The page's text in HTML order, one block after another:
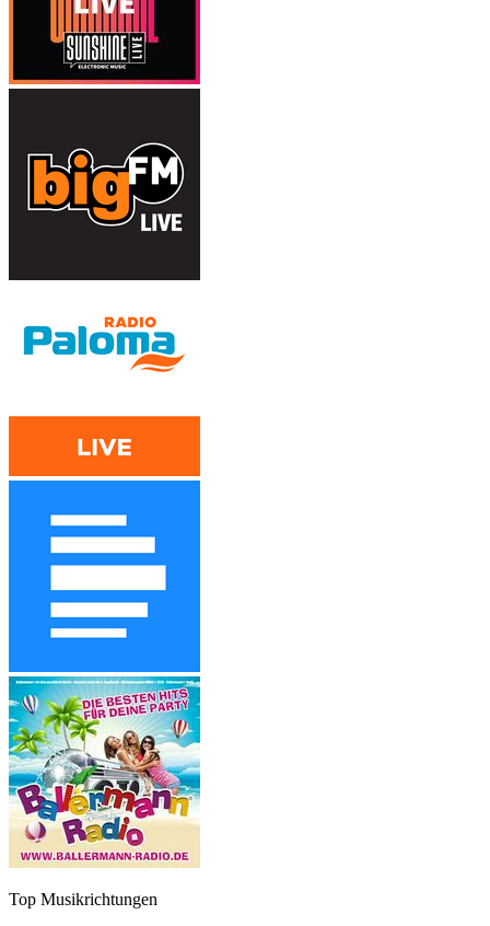
Top Musikrichtungen